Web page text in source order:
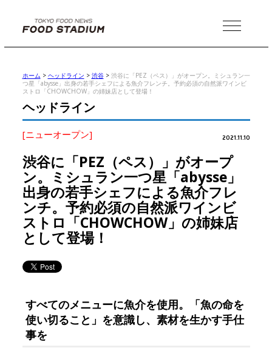
MENU
ホーム > ヘッドライン > 渋谷> 渋谷に「PEZ（ペス）」がオープン。ミシュラン一
つ星「abysse」出身の若手シェフによる魚介フレンチ。予約必須の自然派ワインビ
ストロ「CHOWCHOW」の姉妹店として登場！
ヘッドライン
[ニューオープン] 2021.11.10
渋谷に「PEZ（ペス）」がオープ
ン。ミシュラン一つ星「abysse」
出身の若手シェフによる魚介フレ
ンチ。予約必須の自然派ワインビ
ストロ「CHOWCHOW」の姉妹店
として登場！
すべてのメニューに魚介を使用。「魚の命を
使い切ること」を意識し、素材を生かす手仕
事を